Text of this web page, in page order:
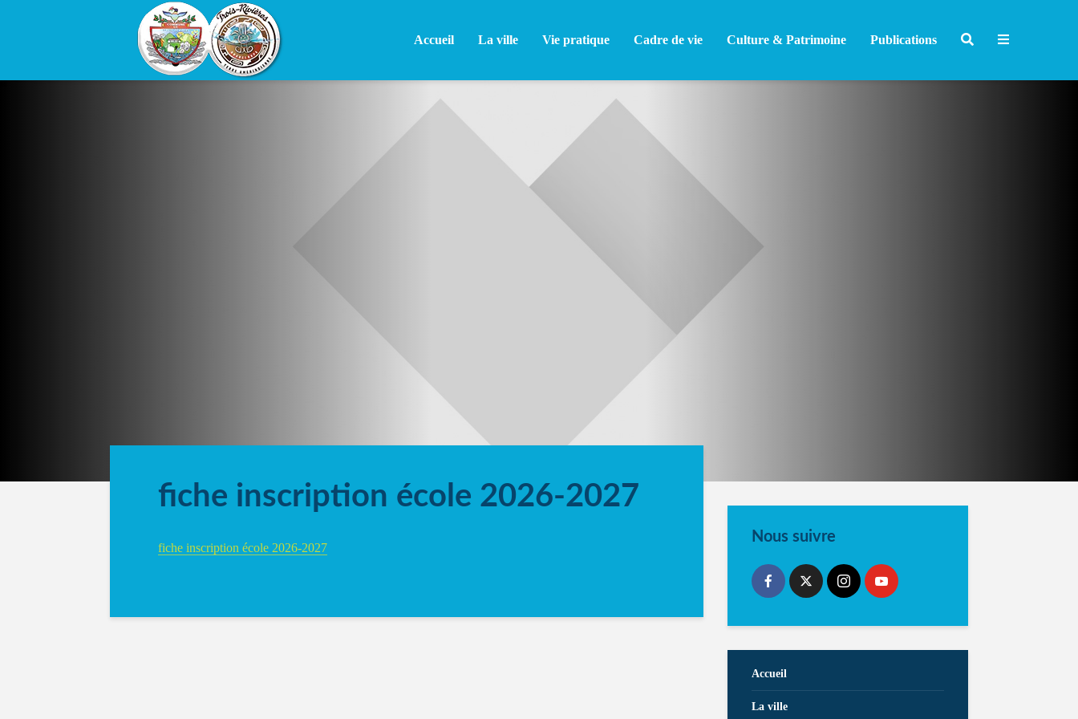
Accueil La ville Vie pratique Cadre de vie Culture & Patrimoine Publications
fiche inscription école 2026-2027
fiche inscription école 2026-2027
Nous suivre
Accueil
La ville